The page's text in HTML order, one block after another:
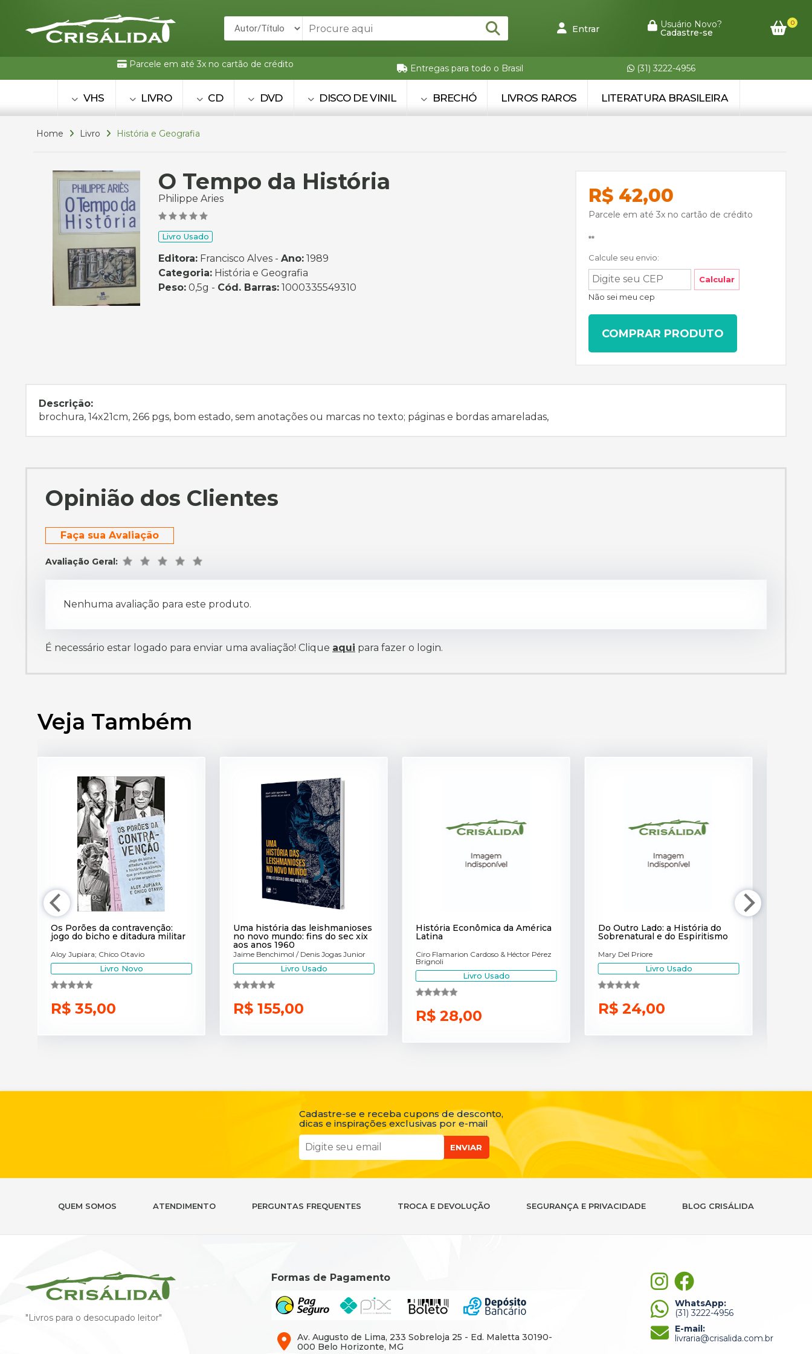
Entrar Usuário Novo?
Cadastre-se
0
Parcele em até 3x no cartão de crédito Entregas para todo o Brasil (31) 3222-4956
VHS LIVRO CD DVD DISCO DE VINIL BRECHÓ LIVROS RAROS LITERATURA BRASILEIRA
Home Livro História e Geografia
O Tempo da História
Philippe Aries
Livro Usado
Editora: Francisco Alves - Ano: 1989
Categoria: História e Geografia
Peso: 0,5g - Cód. Barras: 1000335549310
R$ 42,00
Parcele em até 3x no cartão de crédito
**
Calcule seu envio:
Calcular
Não sei meu cep
COMPRAR PRODUTO
Descrição:
brochura, 14x21cm, 266 pgs, bom estado, sem anotações ou marcas no texto; páginas e bordas amareladas,
Opinião dos Clientes
Faça sua Avaliação
Avaliação Geral:
Nenhuma avaliação para este produto.
É necessário estar logado para enviar uma avaliação! Clique aqui para fazer o login.
Veja Também
Os Porões da contravenção:
jogo do bicho e ditadura militar
Aloy Jupiara; Chico Otavio
Livro Novo
R$ 35,00
Uma história das leishmanioses
no novo mundo: fins do sec xix
aos anos 1960
Jaime Benchimol / Denis Jogas Junior
Livro Usado
R$ 155,00
História Econômica da América
Latina
Ciro Flamarion Cardoso & Héctor Pérez
Brignoli
Livro Usado
R$ 28,00
Do Outro Lado: a História do
Sobrenatural e do Espiritismo
Mary Del Priore
Livro Usado
R$ 24,00
Cadastre-se e receba cupons de desconto,
dicas e inspirações exclusivas por e-mail
ENVIAR
QUEM SOMOS ATENDIMENTO PERGUNTAS FREQUENTES TROCA E DEVOLUÇÃO SEGURANÇA E PRIVACIDADE BLOG CRISÁLIDA
"Livros para o desocupado leitor"
Formas de Pagamento
Av. Augusto de Lima, 233 Sobreloja 25 - Ed. Maletta 30190-
000 Belo Horizonte, MG
WhatsApp:
(31) 3222-4956
E-mail:
livraria@crisalida.com.br